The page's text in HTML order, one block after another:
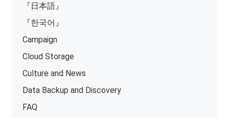
『日本語』
『한국어』
Campaign
Cloud Storage
Culture and News
Data Backup and Discovery
FAQ